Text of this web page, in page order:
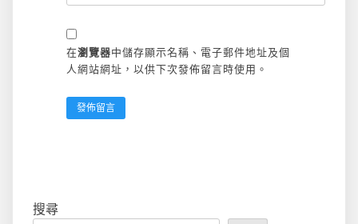
在瀏覽器中儲存顯示名稱、電子郵件地址及個
人網站網址，以供下次發佈留言時使用。
搜尋